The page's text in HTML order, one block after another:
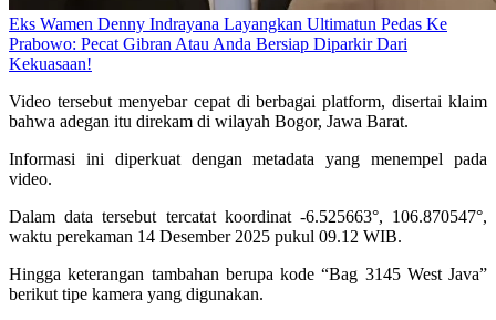
Eks Wamen Denny Indrayana Layangkan Ultimatun Pedas Ke
Prabowo: Pecat Gibran Atau Anda Bersiap Diparkir Dari
Kekuasaan!
Video tersebut menyebar cepat di berbagai platform, disertai klaim
bahwa adegan itu direkam di wilayah Bogor, Jawa Barat.
Informasi ini diperkuat dengan metadata yang menempel pada
video.
Dalam data tersebut tercatat koordinat -6.525663°, 106.870547°,
waktu perekaman 14 Desember 2025 pukul 09.12 WIB.
Hingga keterangan tambahan berupa kode “Bag 3145 West Java”
berikut tipe kamera yang digunakan.